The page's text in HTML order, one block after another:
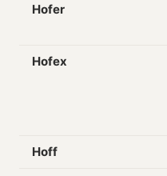
Hofer
Hofex
Hoff